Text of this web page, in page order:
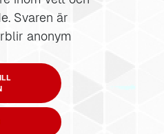
Svaren är
anonym